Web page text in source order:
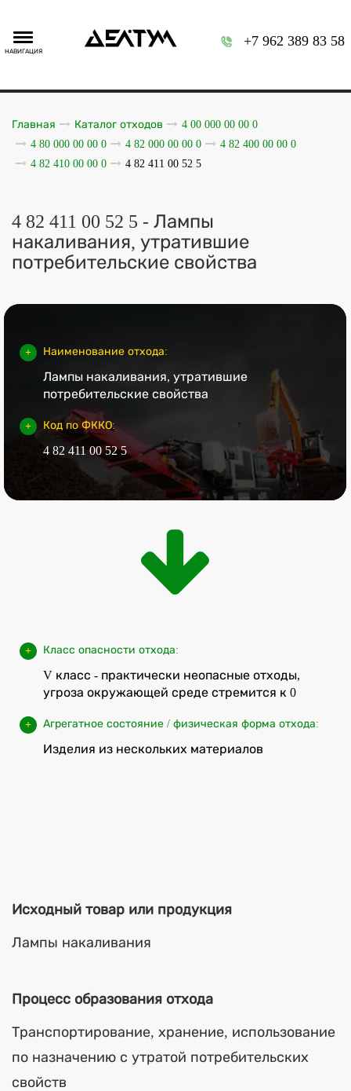
НАВИГАЦИЯ
+7 962 389 83 58
Главная Каталог отходов
4 00 000 00 00 0
4 80 000 00 00 0
4 82 000 00 00 0
4 82 400 00 00 0
4 82 410 00 00 0
4 82 411 00 52 5
4 82 411 00 52 5 - Лампы
накаливания, утратившие
потребительские свойства
Наименование отхода:
Лампы накаливания, утратившие
потребительские свойства
Код по ФККО:
4 82 411 00 52 5
Класс опасности отхода:
V класс - практически неопасные отходы,
угроза окружающей среде стремится к 0
Агрегатное состояние / физическая форма отхода:
Изделия из нескольких материалов
Исходный товар или продукция
Лампы накаливания
Процесс образования отхода
Транспортирование, хранение, использование
по назначению с утратой потребительских
свойств